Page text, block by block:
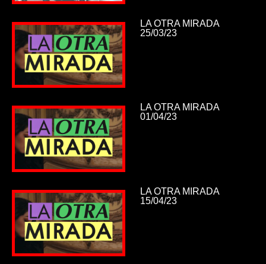
LA OTRA MIRADA
25/03/23
LA OTRA MIRADA
01/04/23
LA OTRA MIRADA
15/04/23